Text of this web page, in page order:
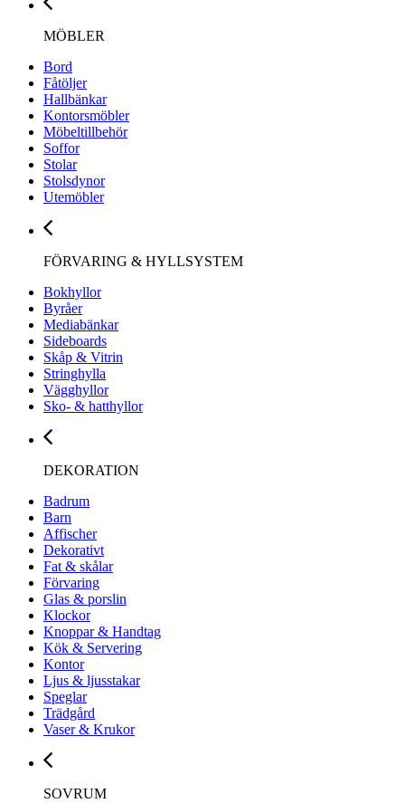
MÖBLER
Bord
Fåtöljer
Hallbänkar
Kontorsmöbler
Möbeltillbehör
Soffor
Stolar
Stolsdynor
Utemöbler
FÖRVARING & HYLLSYSTEM
Bokhyllor
Byråer
Mediabänkar
Sideboards
Skåp & Vitrin
Stringhylla
Vägghyllor
Sko- & hatthyllor
DEKORATION
Badrum
Barn
Affischer
Dekorativt
Fat & skålar
Förvaring
Glas & porslin
Klockor
Knoppar & Handtag
Kök & Servering
Kontor
Ljus & ljusstakar
Speglar
Trädgård
Vaser & Krukor
SOVRUM